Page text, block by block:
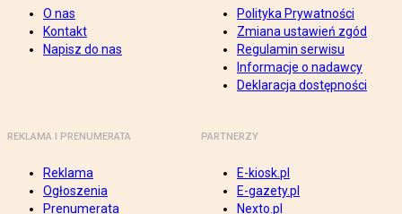
O nas
Kontakt
Napisz do nas
Polityka Prywatności
Zmiana ustawień zgód
Regulamin serwisu
Informacje o nadawcy
Deklaracja dostępności
REKLAMA I PRENUMERATA
Reklama
Ogłoszenia
Prenumerata
PARTNERZY
E-kiosk.pl
E-gazety.pl
Nexto.pl